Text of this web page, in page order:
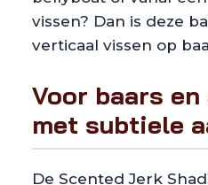
vissen? Dan is deze
verticaal vissen op
Voor baars
met subtiele
De Scented Jerk